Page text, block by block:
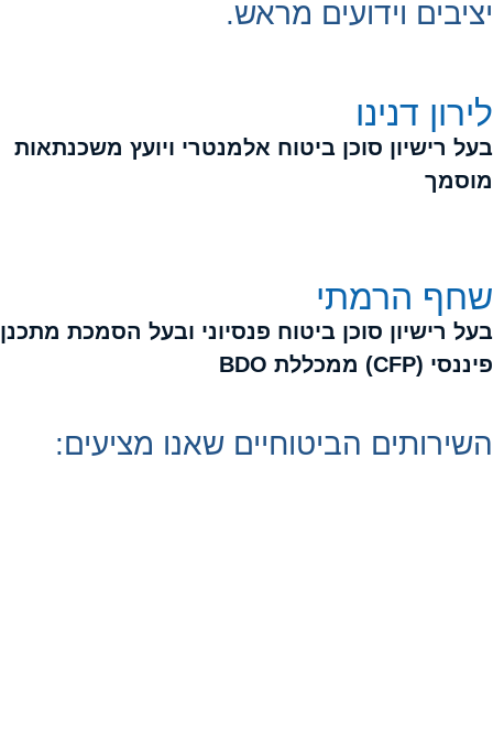
יציבים וידועים מראש.
לירון דנינו
בעל רישיון סוכן ביטוח אלמנטרי ויועץ משכנתאות
מוסמך
שחף הרמתי
בעל רישיון סוכן ביטוח פנסיוני ובעל הסמכת מתכנן
פיננסי (CFP) ממכללת BDO
השירותים הביטוחיים שאנו מציעים: